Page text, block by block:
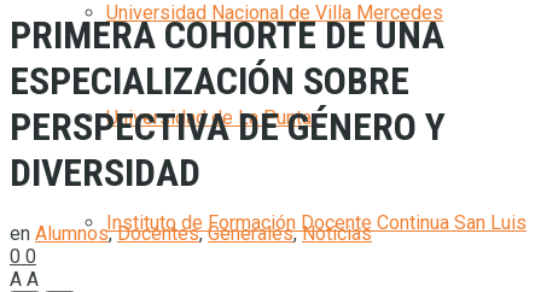
Universidad Nacional de Villa Mercedes
Universidad de La Punta
Instituto de Formación Docente Continua San Luis
PRIMERA COHORTE DE UNA
ESPECIALIZACIÓN SOBRE
PERSPECTIVA DE GÉNERO Y
DIVERSIDAD
en Alumnos,Docentes,Generales,Noticias
0 0
A A